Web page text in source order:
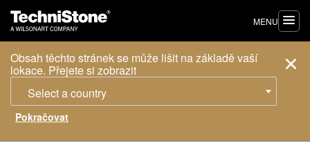
Obsah těchto stránek se může lišit na základě vaší
lokace. Přejete si zobrazit
Select a country
MENU